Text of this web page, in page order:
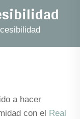
a hacer
con el
Real